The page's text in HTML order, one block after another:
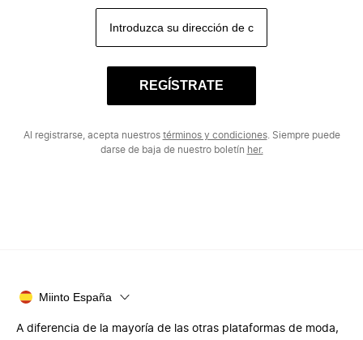
REGÍSTRATE
Al registrarse, acepta nuestros términos y condiciones. Siempre puede
darse de baja de nuestro boletín her.
Miinto España
A diferencia de la mayoría de las otras plataformas de moda,